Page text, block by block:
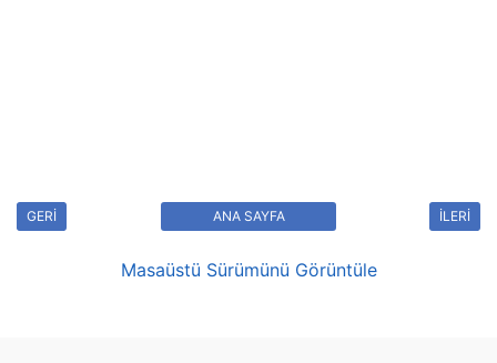
GERİ İLERİ
ANA SAYFA
Masaüstü Sürümünü Görüntüle